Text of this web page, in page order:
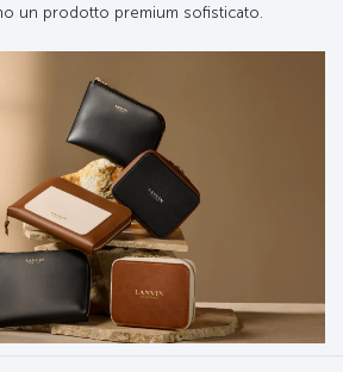
un prodotto premium sofisticato.